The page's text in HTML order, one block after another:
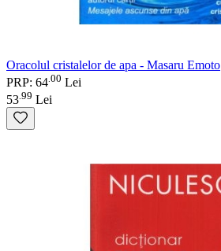
Oracolul cristalelor de apa - Masaru Emoto
PRP: 64 00 Lei
53 99 Lei